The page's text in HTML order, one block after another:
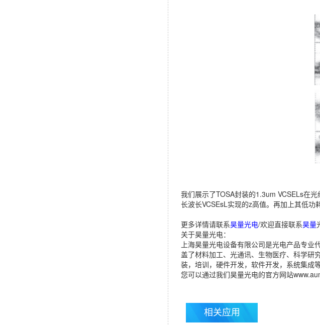
我们展示了TOSA封装的1.3um VCSELs在
长波长VCSEsL实现的z高值。再加上其低功
更多详情请联系昊量光电/欢迎直接联系昊量
关于昊量光电：
上海昊量光电设备有限公司是光电产品专
盖了材料加工、光通讯、生物医疗、科学研
装，培训，硬件开发，软件开发，系统集成等
您可以通过我们昊量光电的官方网站
相关应用